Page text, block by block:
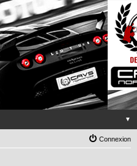
▼
Connexion